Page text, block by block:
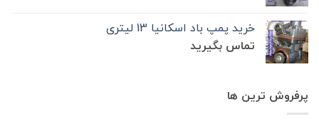
خرید پمپ باد اسکانیا 13 لیتری
تماس بگیرید
پرفروش ترین ها